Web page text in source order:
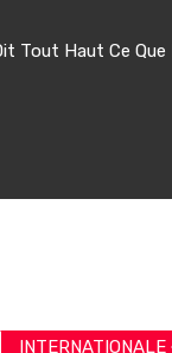
Tout Haut Ce Que
INTERNATIONALE